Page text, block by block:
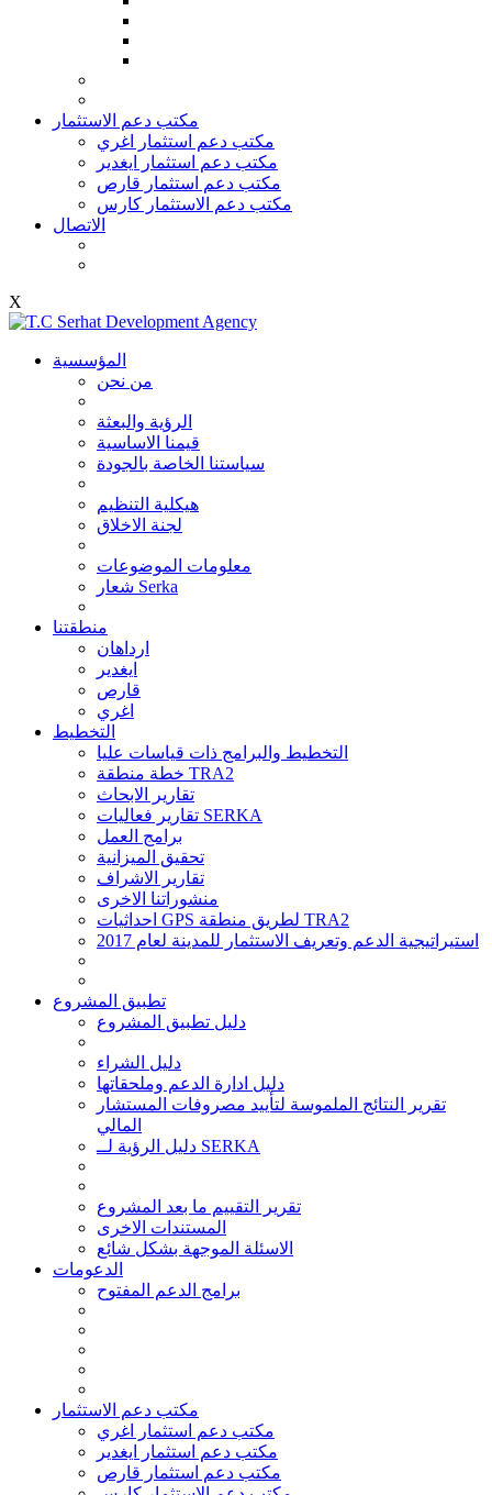
مكتب دعم الاستثمار
مكتب دعم استثمار اغري
مكتب دعم استثمار ايغدير
مكتب دعم استثمار قارص
مكتب دعم الاستثمار كارس
الاتصال
X
المؤسسية
من نحن
الرؤية والبعثة
قيمنا الاساسية
سياستنا الخاصة بالجودة
هيكلية التنظيم
لجنة الاخلاق
معلومات الموضوعات
شعار Serka
منطقتنا
ارداهان
ايغدير
قارص
اغري
التخطيط
التخطيط والبرامج ذات قياسات عليا
خطة منطقة TRA2
تقارير الابحاث
تقارير فعاليات SERKA
برامج العمل
تحقيق الميزانية
تقارير الاشراف
منشوراتنا الاخرى
احداثيات GPS لطريق منطقة TRA2
استيراتيجية الدعم وتعريف الاستثمار للمدينة لعام 2017
تطبيق المشروع
دليل تطبيق المشروع
دليل الشراء
دليل ادارة الدعم وملحقاتها
تقرير النتائج الملموسة لتأييد مصروفات المستشار
المالي
دليل الرؤية لــ SERKA
تقرير التقييم ما بعد المشروع
المستندات الاخرى
الاسئلة الموجهة بشكل شائع
الدعومات
برامج الدعم المفتوح
مكتب دعم الاستثمار
مكتب دعم استثمار اغري
مكتب دعم استثمار ايغدير
مكتب دعم استثمار قارص